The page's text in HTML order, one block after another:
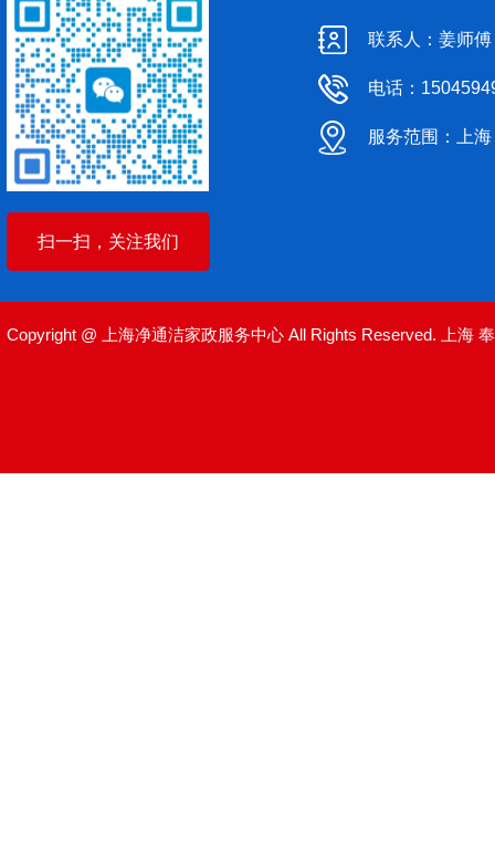
扫一扫，关注我们
联系人：姜师傅
电话：
服务范围：上海
Copyright @ 上海净通洁家政服务中心 All Rights Reserved. 上海